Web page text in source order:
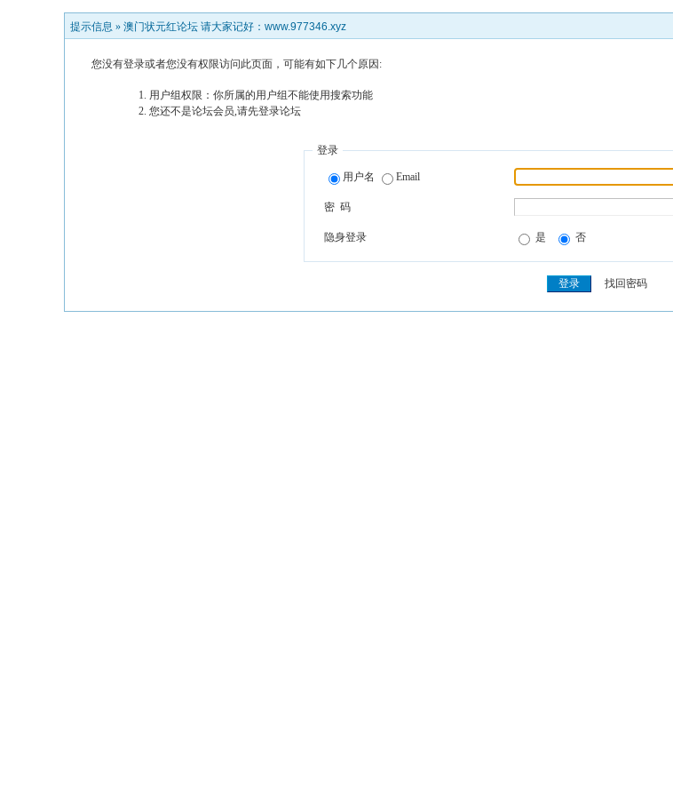
提示信息 » 澳门状元红论坛 请大家记好：www.977346.xyz
您没有登录或者您没有权限访问此页面，可能有如下几个原因:
用户组权限：你所属的用户组不能使用搜索功能
您还不是论坛会员,请先登录论坛
登录
用户名 Email
密 码
隐身登录 是 否
找回密码